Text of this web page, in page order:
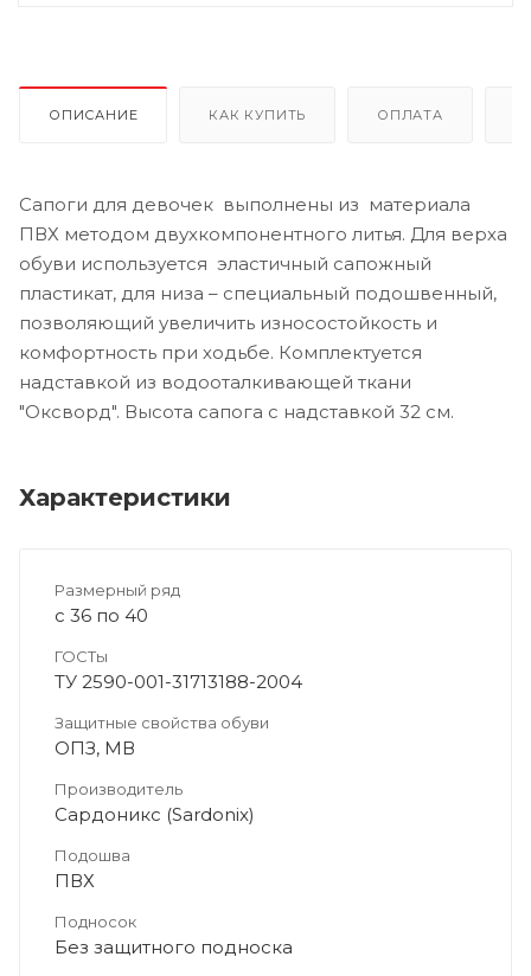
ОПИСАНИЕ КАК КУПИТЬ ОПЛАТА
Сапоги для девочек выполнены из материала
ПВХ методом двухкомпонентного литья. Для верха
обуви используется эластичный сапожный
пластикат, для низа – специальный подошвенный,
позволяющий увеличить износостойкость и
комфортность при ходьбе. Комплектуется
надставкой из водооталкивающей ткани
"Оксворд". Высота сапога с надставкой 32 см.
Характеристики
Размерный ряд
с 36 по 40
ГОСТы
ТУ 2590-001-31713188-2004
Защитные свойства обуви
ОПЗ, МВ
Производитель
Сардоникс (Sardonix)
Подошва
ПВХ
Подносок
Без защитного подноска